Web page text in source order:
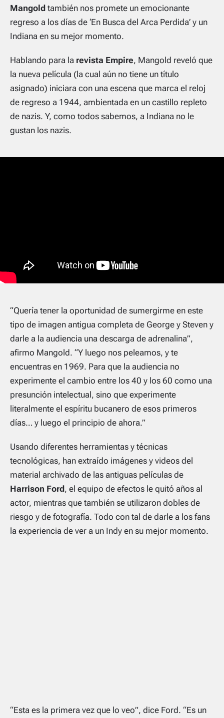
Mangold también nos promete un emocionante
regreso a los días de ‘En Busca del Arca Perdida’ y un
Indiana en su mejor momento.
Hablando para la revista Empire, Mangold reveló que
la nueva película (la cual aún no tiene un título
asignado) iniciara con una escena que marca el reloj
de regreso a 1944, ambientada en un castillo repleto
de nazis. Y, como todos sabemos, a Indiana no le
gustan los nazis.
“Quería tener la oportunidad de sumergirme en este
tipo de imagen antigua completa de George y Steven y
darle a la audiencia una descarga de adrenalina”,
afirmo Mangold. “Y luego nos peleamos, y te
encuentras en 1969. Para que la audiencia no
experimente el cambio entre los 40 y los 60 como una
presunción intelectual, sino que experimente
literalmente el espíritu bucanero de esos primeros
días… y luego el principio de ahora.”
Usando diferentes herramientas y técnicas
tecnológicas, han extraído imágenes y videos del
material archivado de las antiguas películas de
Harrison Ford, el equipo de efectos le quitó años al
actor, mientras que también se utilizaron dobles de
riesgo y de fotografía. Todo con tal de darle a los fans
la experiencia de ver a un Indy en su mejor momento.
“Esta es la primera vez que lo veo”, dice Ford. “Es un